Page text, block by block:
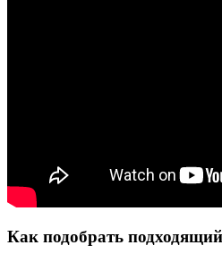
Как подобрать